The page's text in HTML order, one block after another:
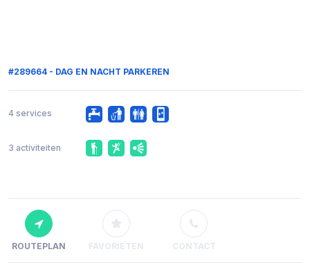
#289664 - DAG EN NACHT PARKEREN
4 services
3 activiteiten
ROUTEPLAN FAVORIETEN CONTACT